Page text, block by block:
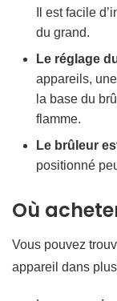
Il est facile
du grand.
Le réglage
appareils,
la base du
flamme.
Le brûleur
positionné
Où
Vous pouvez
appareil dans